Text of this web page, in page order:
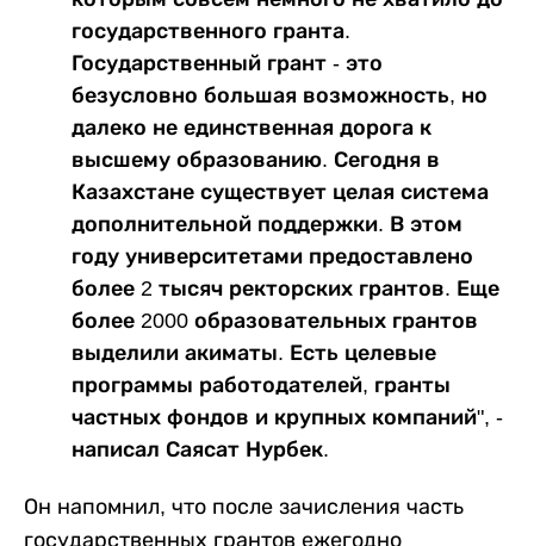
государственного гранта.
Государственный грант - это
безусловно большая возможность, но
далеко не единственная дорога к
высшему образованию. Сегодня в
Казахстане существует целая система
дополнительной поддержки. В этом
году университетами предоставлено
более 2 тысяч ректорских грантов. Еще
более 2000 образовательных грантов
выделили акиматы. Есть целевые
программы работодателей, гранты
частных фондов и крупных компаний", -
написал Саясат Нурбек.
Он напомнил, что после зачисления часть
государственных грантов ежегодно